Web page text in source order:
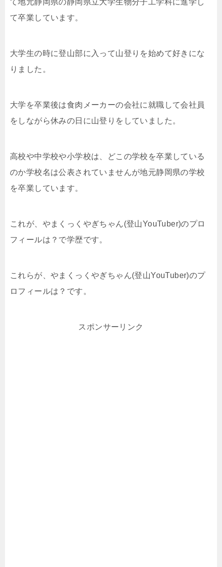
て地元静岡県の静岡県立大学生物分子工学科に進学し
て卒業しています。
大学生の時に登山部に入って山登りを始めて好きにな
りました。
大学を卒業後は食肉メーカーの会社に就職して会社員
をしながら休みの日に山登りをしていました。
高校や中学校や小学校は、どこの学校を卒業している
のか学校名は公表されていませんが地元静岡県の学校
を卒業しています。
これが、やまくっくやぎちゃん(登山YouTuber)のプロ
フィールは？で学歴です。
これらが、やまくっくやぎちゃん(登山YouTuber)のプ
ロフィールは？です。
スポンサーリンク